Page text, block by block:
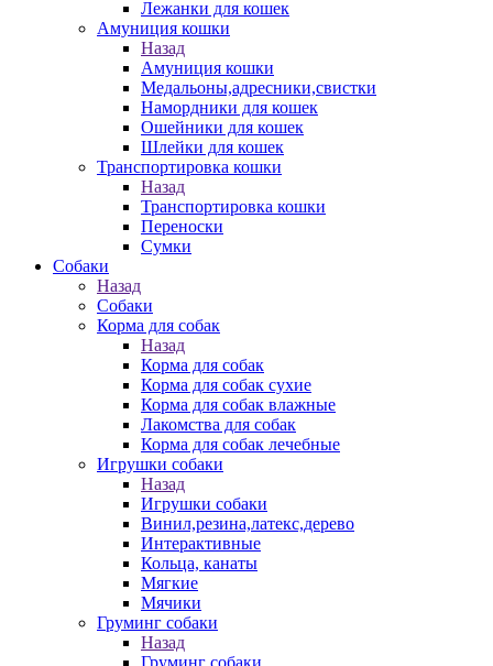
Лежанки для кошек
Амуниция кошки
Назад
Амуниция кошки
Медальоны,адресники,свистки
Намордники для кошек
Ошейники для кошек
Шлейки для кошек
Транспортировка кошки
Назад
Транспортировка кошки
Переноски
Сумки
Собаки
Назад
Собаки
Корма для собак
Назад
Корма для собак
Корма для собак сухие
Корма для собак влажные
Лакомства для собак
Корма для собак лечебные
Игрушки собаки
Назад
Игрушки собаки
Винил,резина,латекс,дерево
Интерактивные
Кольца, канаты
Мягкие
Мячики
Груминг собаки
Назад
Груминг собаки